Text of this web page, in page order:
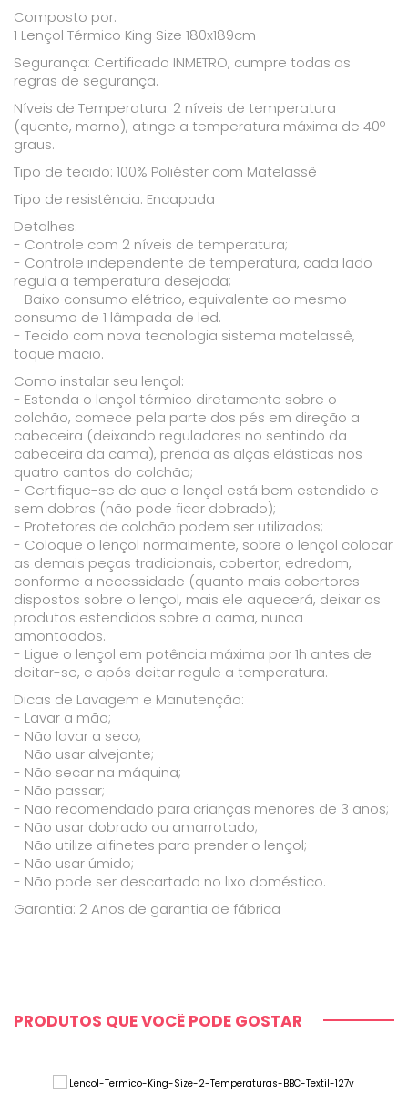
Composto por:
1 Lençol Térmico King Size 180x189cm
Segurança: Certificado INMETRO, cumpre todas as
regras de segurança.
Níveis de Temperatura: 2 níveis de temperatura
(quente, morno), atinge a temperatura máxima de 40º
graus.
Tipo de tecido: 100% Poliéster com Matelassê
Tipo de resistência: Encapada
Detalhes:
- Controle com 2 níveis de temperatura;
- Controle independente de temperatura, cada lado
regula a temperatura desejada;
- Baixo consumo elétrico, equivalente ao mesmo
consumo de 1 lâmpada de led.
- Tecido com nova tecnologia sistema matelassê,
toque macio.
Como instalar seu lençol:
- Estenda o lençol térmico diretamente sobre o
colchão, comece pela parte dos pés em direção a
cabeceira (deixando reguladores no sentindo da
cabeceira da cama), prenda as alças elásticas nos
quatro cantos do colchão;
- Certifique-se de que o lençol está bem estendido e
sem dobras (não pode ficar dobrado);
- Protetores de colchão podem ser utilizados;
- Coloque o lençol normalmente, sobre o lençol colocar
as demais peças tradicionais, cobertor, edredom,
conforme a necessidade (quanto mais cobertores
dispostos sobre o lençol, mais ele aquecerá, deixar os
produtos estendidos sobre a cama, nunca
amontoados.
- Ligue o lençol em potência máxima por 1h antes de
deitar-se, e após deitar regule a temperatura.
Dicas de Lavagem e Manutenção:
- Lavar a mão;
- Não lavar a seco;
- Não usar alvejante;
- Não secar na máquina;
- Não passar;
- Não recomendado para crianças menores de 3 anos;
- Não usar dobrado ou amarrotado;
- Não utilize alfinetes para prender o lençol;
- Não usar úmido;
- Não pode ser descartado no lixo doméstico.
Garantia: 2 Anos de garantia de fábrica
PRODUTOS QUE VOCÊ PODE GOSTAR